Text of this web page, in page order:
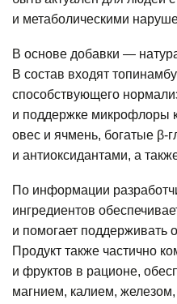
и метаболическими
В основе добавки —
В состав входят
способствующего
и поддержке микрофлоры
овес и ячмень, богатые β-
и антиоксидантами, а
По информации
ингредиентов
и помогает поддерживать
Продукт также частично
и фруктов в рационе,
магнием, калием,